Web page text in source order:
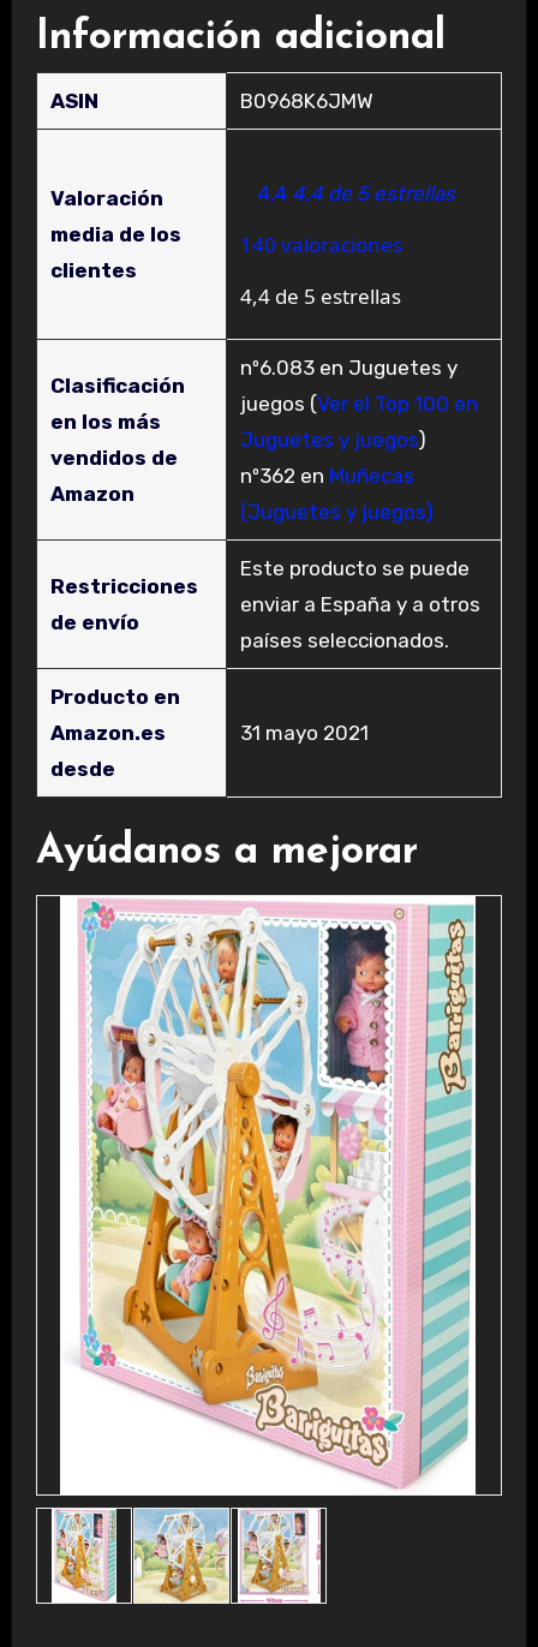
Información adicional
ASIN B0968K6JMW
Valoración
media de los
clientes
4,4 4,4 de 5 estrellas
140 valoraciones
4,4 de 5 estrellas
Clasificación
en los más
vendidos de
Amazon
nº6.083 en Juguetes y
juegos (Ver el Top 100 en
Juguetes y juegos)
nº362 en Muñecas
(Juguetes y juegos)
Restricciones
de envío
Este producto se puede
enviar a España y a otros
países seleccionados.
Producto en
Amazon.es
desde
31 mayo 2021
Ayúdanos a mejorar